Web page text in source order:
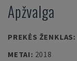
Apžvalga
PREKĖS ŽENKLAS:
METAI: 2018